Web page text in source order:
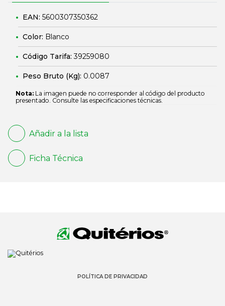
EAN: 5600307350362
Color: Blanco
Código Tarifa:39259080
Peso Bruto (Kg): 0.0087
Nota: La imagen puede no corresponder al código del producto
presentado. Consulte las especificaciones técnicas.
Añadir a la lista
Ficha Técnica
POLÍTICA DE PRIVACIDAD